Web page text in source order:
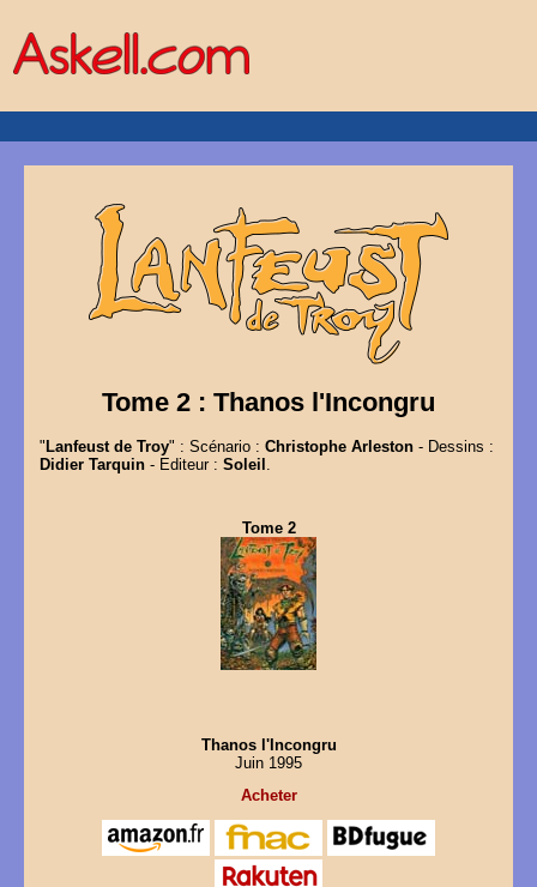
Tome 2 : Thanos l'Incongru
" Lanfeust de Troy" : Scénario : Christophe Arleston- Dessins :
Didier Tarquin- Editeur : Soleil
Tome 2
Thanos l'Incongru
Juin 1995
Acheter